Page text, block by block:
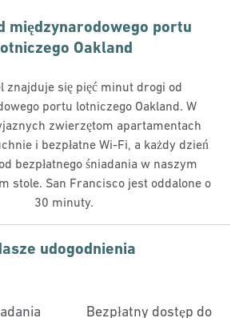
międzynarodowego portu
Oakland
znajduje się pięć minut drogi od
portu lotniczego Oakland. W
zwierzętom apartamentach
i bezpłatne Wi-Fi, a każdy dzień
bezpłatnego śniadania w naszym
stole. San Francisco jest oddalone o
30 minuty.
udogodnienia
Bezpłatny dostęp do